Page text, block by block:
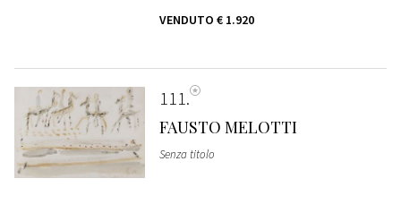
VENDUTO € 1.920
111
FAUSTO MELOTTI
Senza titolo